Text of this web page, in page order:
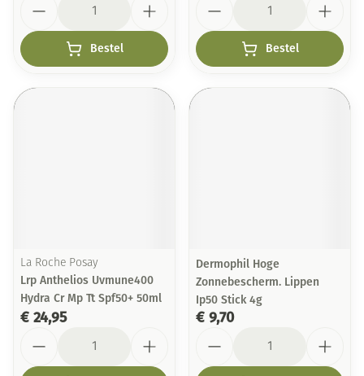
Bestel Bestel
La Roche Posay
Lrp Anthelios Uvmune400
Hydra Cr Mp Tt Spf50+ 50ml
€ 24,95
Dermophil Hoge
Zonnebescherm. Lippen
Ip50 Stick 4g
€ 9,70